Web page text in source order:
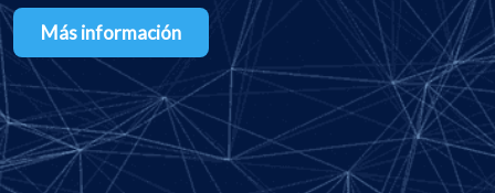
Más información